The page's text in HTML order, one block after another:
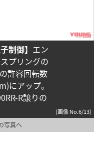
制御】 エン
プリングの
許容回転数
にアップ。
R譲りの
(画像 No.6/13)
写真へ